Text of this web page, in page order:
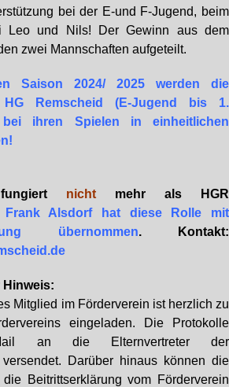
bei der E-und F-Jugend, beim
Leo und Nils! Der Gewinn aus dem
zwei Mannschaften aufgeteilt.
Saison 2024/ 2025 werden die
HG Remscheid (E-Jugend bis 1.
bei ihren Spielen in einheitlichen
nicht mehr als HGR
Frank Alsdorf hat diese Rolle mit
übernommen.
Kontakt:
Mitglied im Förderverein ist herzlich zu
eingeladen. Die Protokolle
an die Elternvertreter der
versendet. Darüber hinaus können die
Beitrittserklärung vom Förderverein